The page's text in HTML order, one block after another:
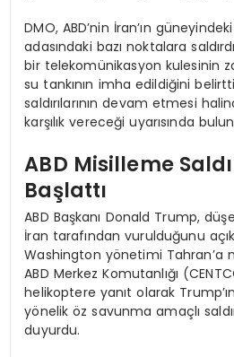
DMO, ABD’nin İran’ın
adasındaki bazı noktalara
bir telekomünikasyon kulesinin
su tankının imha edildiğini
saldırılarının devam etmesi
karşılık vereceği uyarısında
ABD Misilleme
Başlattı
ABD Başkanı Donald Trump,
İran tarafından vurulduğunu
Washington yönetimi Tahran’a
ABD Merkez Komutanlığı
helikoptere yanıt olarak
yönelik öz savunma amaçlı
duyurdu.